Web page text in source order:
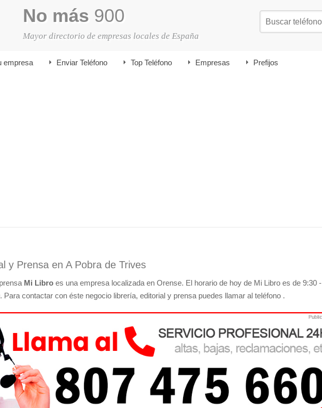
No más 900
Mayor directorio de empresas locales de España
empresa Enviar Teléfono Top Teléfono Empresas Prefijos
y Prensa en A Pobra de Trives
Mi Libro es una empresa localizada en Orense. El horario de hoy de Mi Libro es de 9:30 -
Para contactar con éste negocio librería, editorial y prensa puedes llamar al teléfono .